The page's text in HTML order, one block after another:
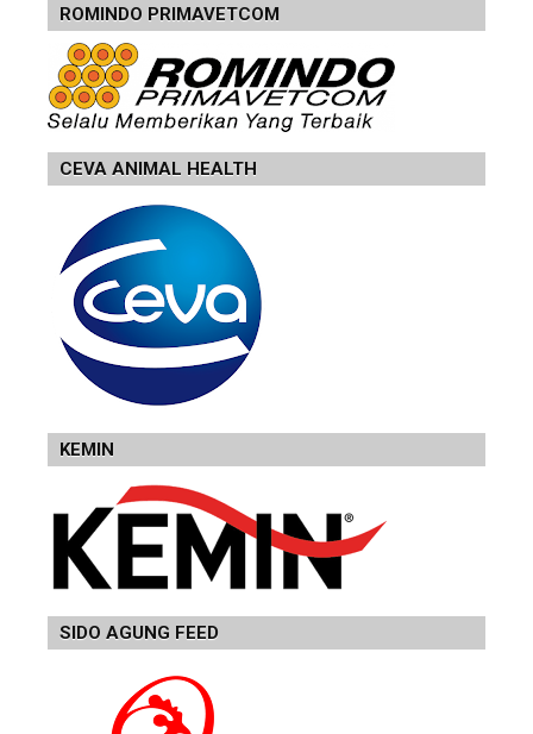
ROMINDO PRIMAVETCOM
CEVA ANIMAL HEALTH
KEMIN
SIDO AGUNG FEED